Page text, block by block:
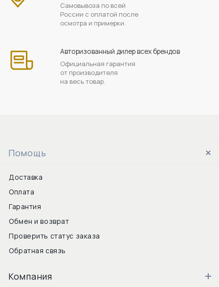
Самовывоза по всей
России с оплатой после
осмотра и примерки.
Авторизованный дилер всех брендов
Официальная гарантия
от производителя
на весь товар.
Помощь
Доставка
Оплата
Гарантия
Обмен и возврат
Проверить статус заказа
Обратная связь
Компания